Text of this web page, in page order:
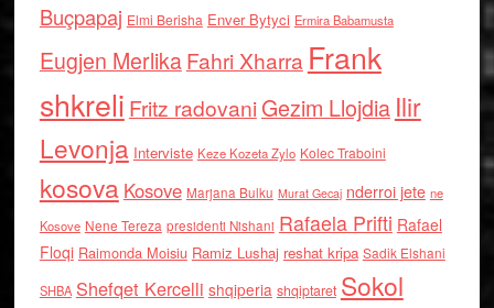
Buçpapaj Elmi Berisha Enver Bytyci Ermira Babamusta
Eugjen MerlikaFahri Xharra Frank
shkreli Fritz radovaniGezim Llojdia Ilir
Levonja Interviste Keze Kozeta Zylo Kolec Traboini
kosova Kosove Marjana Bulku Murat Gecaj nderroi jete ne
Kosove Nene Tereza presidenti Nishani Rafaela Prifti Rafael
Floqi Raimonda Moisiu Ramiz Lushaj reshat kripa Sadik Elshani
SHBA Shefqet Kercelli shqiperia shqiptaret Sokol